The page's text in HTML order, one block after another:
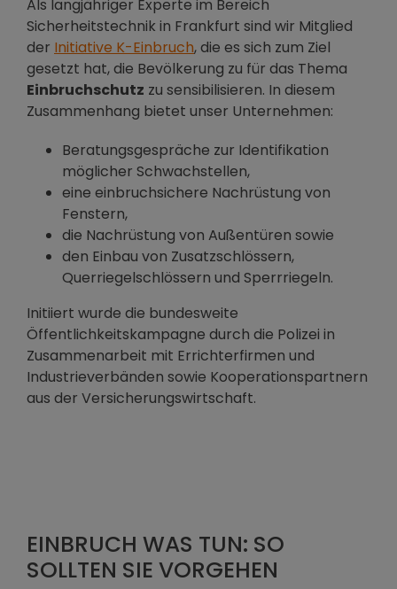
Als langjähriger Experte im Bereich
Sicherheitstechnik in Frankfurt sind wir Mitglied
der Initiative K-Einbruch, die es sich zum Ziel
gesetzt hat, die Bevölkerung zu für das Thema
Einbruchschutz zu sensibilisieren. In diesem
Zusammenhang bietet unser Unternehmen:
Beratungsgespräche zur Identifikation
möglicher Schwachstellen,
eine einbruchsichere Nachrüstung von
Fenstern,
die Nachrüstung von Außentüren sowie
den Einbau von Zusatzschlössern,
Querriegelschlössern und Sperrriegeln.
Initiiert wurde die bundesweite
Öffentlichkeitskampagne durch die Polizei in
Zusammenarbeit mit Errichterfirmen und
Industrieverbänden sowie Kooperationspartnern
aus der Versicherungswirtschaft.
EINBRUCH WAS TUN: SO
SOLLTEN SIE VORGEHEN